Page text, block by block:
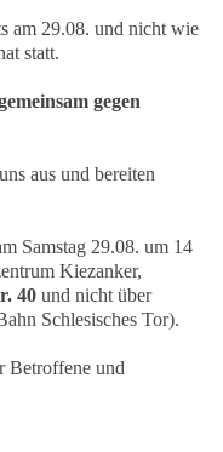
am 29.08. und nicht wie
statt.
gegen
aus und bereiten
Samstag 29.08. um 14
Kiezanker,
40 und nicht über
Schlesisches Tor).
Betroffene und